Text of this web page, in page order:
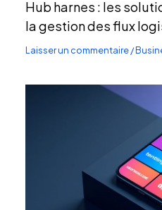
Hub harnes : les
la gestion des flux
Laisser un commentaire/